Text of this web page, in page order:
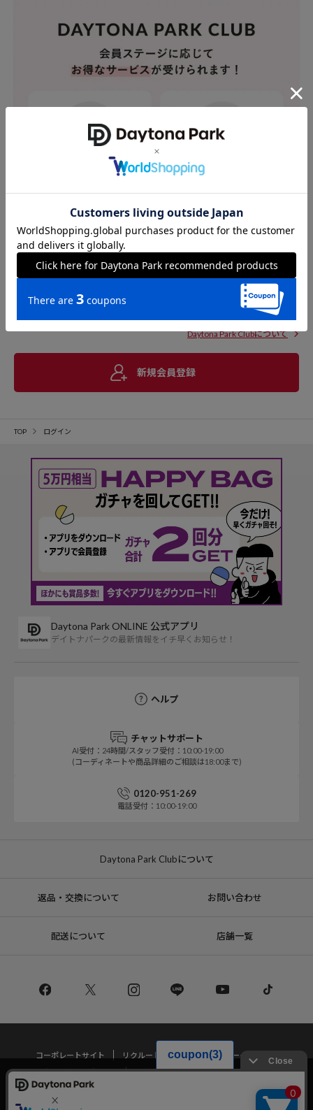
Daytona Park Clubについて
新規会員登録
TOP ログイン
Daytona Park ONLINE 公式アプリ
デイトナパークの最新情報をイチ早くお知らせ！
ヘルプ
チャットサポート
AI受付：24時間/スタッフ受付：10:00-19:00
(コーディネートや商品詳細のご相談は18:00まで)
0120-951-269
電話受付：10:00-19:00
Daytona Park Clubについて
返品・交換について お問い合わせ
配送について 店舗一覧
コーポレートサイト リクルート
サステナブルマークについて
プライバシーポリシー
特定商取引法・古物営業法に基づく表記
当サイトでは利用体験の向上およびコンテンツの最適な提供、トラフィック
の分析を目的としてCookieを使用しています。